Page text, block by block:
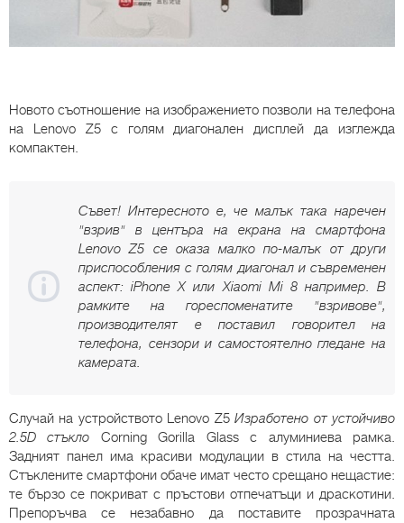
Новото съотношение на изображението позволи на телефона
на Lenovo Z5 с голям диагонален дисплей да изглежда
компактен.
Съвет! Интересното е, че малък така наречен
"взрив" в центъра на екрана на смартфона
Lenovo Z5 се оказа малко по-малък от други
приспособления с голям диагонал и съвременен
аспект: iPhone X или Xiaomi Mi 8 например. В
рамките на гореспоменатите "взривове",
производителят е поставил говорител на
телефона, сензори и самостоятелно гледане на
камерата.
Случай на устройството Lenovo Z5Изработено от устойчиво
2.5D стъкло Corning Gorilla Glass с алуминиева рамка.
Задният панел има красиви модулации в стила на честта.
Стъклените смартфони обаче имат често срещано нещастие:
те бързо се покриват с пръстови отпечатъци и драскотини.
Препоръчва се незабавно да поставите прозрачната